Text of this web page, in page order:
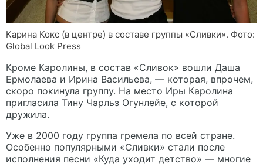
Карина Кокс (в центре) в составе группы «Сливки». Фото:
Global Look Press
Кроме Каролины, в состав «Сливок» вошли Даша
Ермолаева и Ирина Васильева, — которая, впрочем,
скоро покинула группу. На место Иры Каролина
пригласила Тину Чарльз Огунлейе, с которой
дружила.
Уже в 2000 году группа гремела по всей стране.
Особенно популярными «Сливки» стали после
исполнения песни «Куда уходит детство» — многие